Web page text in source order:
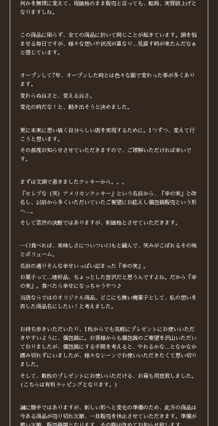
何かを無理に変えて、現価格のまま販売と言っても、結局、実質値上げと
なりますしね。
この商品に限らず、全ての商品に於いて同じことが起きています。頭を悩
ませる毎日ですが、様々な想いや状況が重なり…見直す時が来たんだなぁ
と感じています。
オープンして7年、オープンした時とは色々な面で変わった事が多くあり
ます。
変わらぬ良さと、変える良さ。
変化の時だな！と、動き出そうと決めました。
更に未来に思い描く自分らしい店を実現するために。1つずつ、変えて行
こうと思います。
その都度お知らせさせていただきますので、ご理解いただければ幸いで
す。
まずは文頭で書きましたクッキーから。。。
『セレブな（笑）アメリカンクッキー』という名前から、『幸の実』と改
名し、以前から多くいただいていたご要望にお応えし個包装販売という形
へ…。
そして苦渋の決断ではありますが、新価格とさせていただきます。
一口食べれば、美味しさについつい口もと緩んで、笑みがこぼれるその味
とボリューム。
名前の通りそんな幸せいっぱい詰まった『幸の実』。
お菓子って…嗜好品、ちょっとした贅沢だと思うんですよね。だから『幸
の実』。食べたら幸せになっちゃうやつ♪
当店ならではのオリジナル商品、どこにも無い焼菓子として、私の想いを
表した商品名にしたい！と考えました。
お持ち歩きいただいたり、1枚からでも気軽にプレゼントにお使いいただ
きやすいように、個包装に。お客様からも個包装のご要望を沢山いただい
ておりましたが、個包装にする手間を考えると、やれるかな…となかなか
踏み切れずにいましたが、様々なシーンでお使いいただきたくて思い切り
ました。
そして、数枚のプレゼントにお使いいただける、お箱も用意致しました。
(こちらは有料ラッピングとなります。)
誠に勝手ではありますが、新しい形へと変化の準備のため、此方の商品は
今ある商品が売り切れ次第、一旦販売を休止させていただきます。準備が